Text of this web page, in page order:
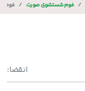
فوم شستشوی صورت فوم
انقضا: